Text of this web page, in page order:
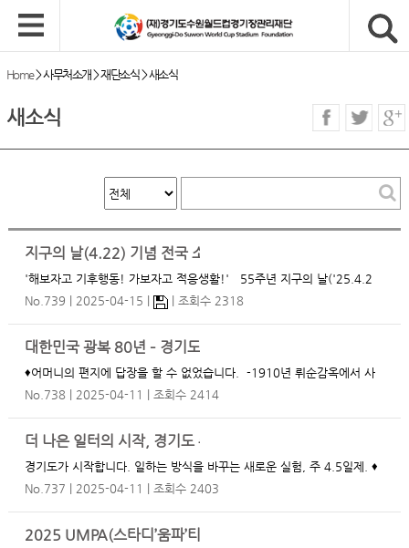
Home>사무처소개 >재단소식>새소식
새소식
지구의 날(4.22) 기념 전국 소등행사 안내
'해보자고 기후행동! 가보자고 적응생활!' 55주년 지구의 날('25.4.2
2)을 기념하여 4.21~4.25가 기후변화주간으로 지정되었습니다. 환경을
No.739 2025-04-15 조회수 2318
대한민국 광복 80년 – 경기도민과 함께하는 80인의 독립 영웅
♦어머니의 편지에 답장을 할 수 없었습니다. -1910년 뤼순감옥에서 사
형, 안중근 의사- ♦간호사의 꿈을 끝내 이룰 수 없었습니다 -1020년 고
No.738 2025-04-11 조회수 2414
더 나은 일터의 시작, 경기도 주 4.5일제
경기도가 시작합니다. 일하는 방식을 바꾸는 새로운 실험, 주 4.5일제. ♦
신청기간: 2025. 3. 19(수) ~ 4. 18(금) ♦신청대상: 경기도 소재 5인 이
No.737 2025-04-11 조회수 2403
2025 UMPA(스타디’움파’티) 밴드페스티벌 개최 안내